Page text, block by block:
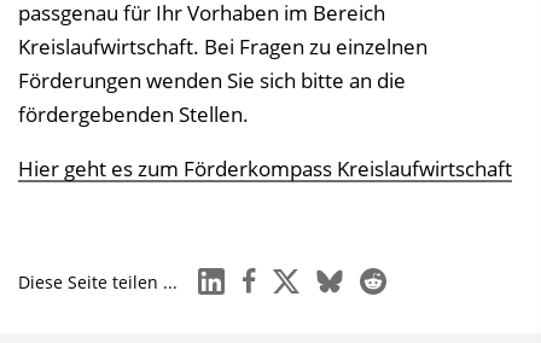
passgenau für Ihr Vorhaben im Bereich
Kreislaufwirtschaft. Bei Fragen zu einzelnen
Förderungen wenden Sie sich bitte an die
fördergebenden Stellen.
Hier geht es zum Förderkompass Kreislaufwirtschaft
Diese Seite teilen ... linkedinfacebook
x blueskyreddit